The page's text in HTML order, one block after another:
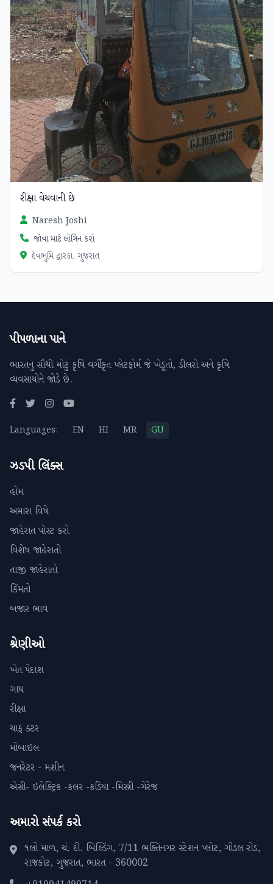
રીક્ષા વેચવાની છે
Naresh Joshi
જોવા માટે લોગિન કરો
દેવભુમિ દ્વારકા, ગુજરાત
પીપળાના પાને
ભારતનું સૌથી મોટું કૃષિ વર્ગીકૃત પ્લેટફોર્મ જે ખેડૂતો, ડીલરો અને કૃષિ
વ્યવસાયોને જોડે છે.
Languages: EN HI MR GU
ઝડપી લિંક્સ
હોમ
અમારા વિષે
જાહેરાત પોસ્ટ કરો
વિશેષ જાહેરાતો
તાજી જાહેરાતો
કિંમતો
બજાર ભાવ
શ્રેણીઓ
ખેત પેદાશ
ગાય
રીક્ષા
ચાફ ક્ટર
મોબાઇલ
જનરેટર - મશીન
એસી- ઇલેક્ટ્રિક -કલર -કડિયા -મિસ્ત્રી -ગેરેજ
અમારો સંપર્ક કરો
૧લો માળ, ચં. દી. બિલ્ડિંગ, 7/11 ભક્તિનગર સ્ટેશન પ્લોટ, ગોંડલ રોડ,
રાજકોટ, ગુજરાત, ભારત - 360002